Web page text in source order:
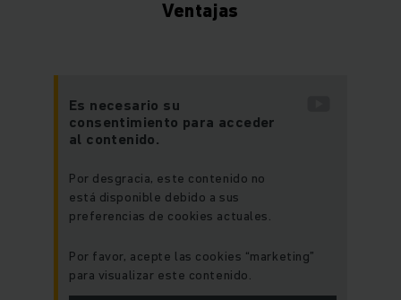
Ventajas
Es necesario su
consentimiento para acceder
al contenido.
Por desgracia, este contenido no
está disponible debido a sus
preferencias de cookies actuales.
Por favor, acepte las cookies “marketing”
para visualizar este contenido.